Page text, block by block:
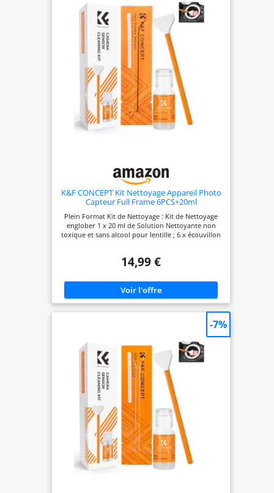
les voyages en déplacement. Protection de
l'appareil photo : un nettoyage régulier prolonge
la durée de vie de votre appareil photo et de
votre objectif, assurant des photos claires et des
images de haute qualité. Ce kit est conçu pour
protéger votre investissement contre la poussière,
la saleté et les traces de doigts. Cadeau parfait :
montrez soin et attention au photographe dans
votre vie avec ce kit de nettoyage complet. Un
cadeau pratique qui soutient leur passion et
maintient leur équipement en bon état.
Satisfaction garantie : nous soutenons notre kit de
nettoyage pour appareil photo avec une
promesse de qualité et de fiabilité. Si vous
K&F CONCEPT Kit Nettoyage Appareil Photo
Capteur Full Frame 6PCS+20ml
Plein Format Kit de Nettoyage : Kit de Nettoyage
englober 1 x 20 ml de Solution Nettoyante non
toxique et sans alcool pour lentille ; 6 x écouvillon
solution de Nettoyage Il nettoie facilement et
téléphone, tablette, Nintendo Switch, télé,
ordinateur. 6 pour Capteur Plein Format : Chaque
écouvillon est emballé sous vide qu’assure une
environment 100% sans poussière.Les bâtons de
avec capture APS. Il est idéal pour les appareils
photo plein format. kit de Nettoyage Appareil
Photo Swabs sont parfaits pour un professionnel
nettoyage à sec ou humide. Il est préconisé de
verser 1 goutte de solution sur les spatules ( le
petit flacon peut sprayer) à nettoyer les capteurs.
Attention: Évitez tout contact avec les yeux et
gardez le flacon hors de portée des enfants
14,99 €
-7%